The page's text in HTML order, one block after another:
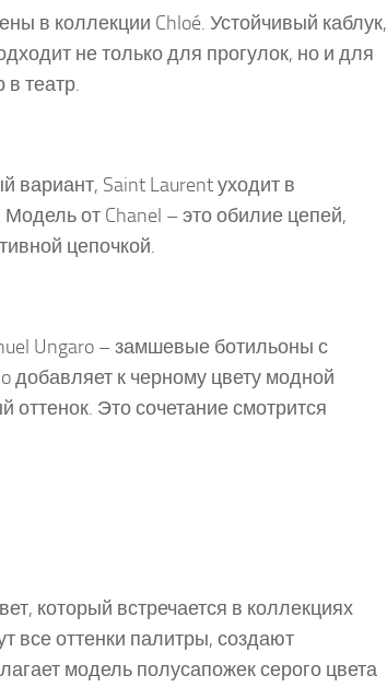
в коллекции Chloé. Устойчивый каблук,
не только для прогулок, но и для
театр.
вариант, Saint Laurent уходит в
от Chanel – это обилие цепей,
цепочкой.
Ungaro – замшевые ботильоны с
добавляет к черному цвету модной
Это сочетание смотрится
который встречается в коллекциях
все оттенки палитры, создают
модель полусапожек серого цвета